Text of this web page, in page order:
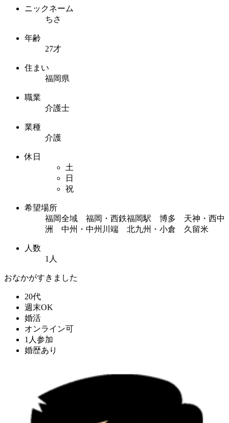
ニックネーム
ちさ
年齢
27才
住まい
福岡県
職業
介護士
業種
介護
休日
土
日
祝
希望場所
福岡全域 福岡・西鉄福岡駅 博多 天神・西中
洲 中州・中州川端 北九州・小倉 久留米
人数
1人
おなかがすきました
20代
週末OK
婚活
オンライン可
1人参加
婚歴あり